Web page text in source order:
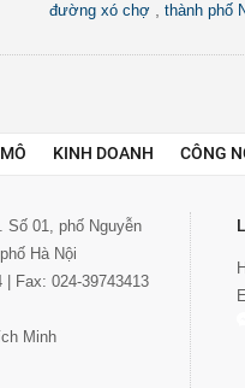
đường xó chợ
thành phố
KINH DOANH CÔNG
Số 01, phố Nguyễn
Hà Nội
Fax: 024-39743413
Minh